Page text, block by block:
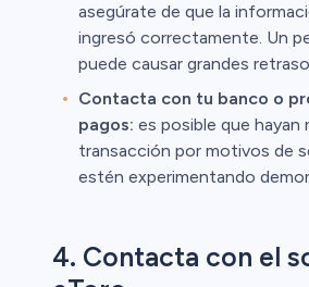
asegúrate de que la
ingresó correctamente. Un
puede causar grandes
Contacta con tu banco o
pagos: es posible que hayan
transacción por motivos de
estén experimentando
4. Contacta con el